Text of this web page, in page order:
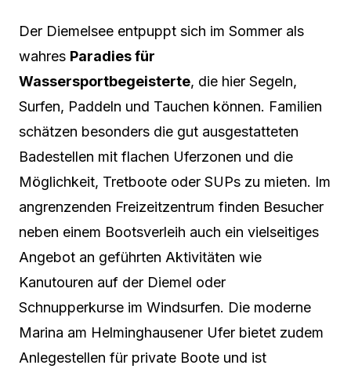
Der Diemelsee entpuppt sich im Sommer als
wahres Paradies für
Wassersportbegeisterte, die hier Segeln,
Surfen, Paddeln und Tauchen können. Familien
schätzen besonders die gut ausgestatteten
Badestellen mit flachen Uferzonen und die
Möglichkeit, Tretboote oder SUPs zu mieten. Im
angrenzenden Freizeitzentrum finden Besucher
neben einem Bootsverleih auch ein vielseitiges
Angebot an geführten Aktivitäten wie
Kanutouren auf der Diemel oder
Schnupperkurse im Windsurfen. Die moderne
Marina am Helminghausener Ufer bietet zudem
Anlegestellen für private Boote und ist